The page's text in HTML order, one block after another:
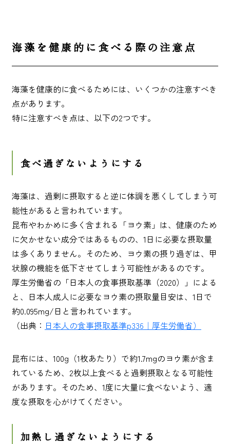
海藻を健康的に食べる際の注意点
海藻を健康的に食べるためには、いくつかの注意すべき
点があります。
特に注意すべき点は、以下の2つです。
食べ過ぎないようにする
海藻は、過剰に摂取すると逆に体調を悪くしてしまう可
能性があると言われています。
昆布やわかめに多く含まれる「ヨウ素」は、健康のため
に欠かせない成分ではあるものの、1日に必要な摂取量
は多くありません。そのため、ヨウ素の摂り過ぎは、甲
状腺の機能を低下させてしまう可能性があるのです。
厚生労働省の「日本人の食事摂取基準（2020）」による
と、日本人成人に必要なヨウ素の摂取量目安は、1日で
約0.095mg/日と言われています。
（出典： 日本人の食事摂取基準p336｜厚生労働省）
昆布には、100g（1枚あたり）で約1.7mgのヨウ素が含ま
れているため、2枚以上食べると過剰摂取となる可能性
があります。そのため、1度に大量に食べないよう、適
度な摂取を心がけてください。
加熱し過ぎないようにする